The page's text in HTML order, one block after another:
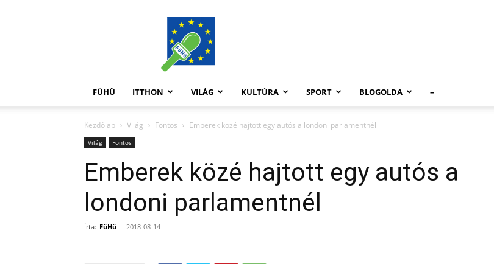
FüHü
FÜHÜ ITTHON VILÁG KULTÚRA SPORT BLOGOLDA –
Kezdőlap Világ Fontos Emberek közé hajtott egy autós a londoni parlamentnél
Világ Fontos
Emberek közé hajtott egy autós a
londoni parlamentnél
Írta: FüHü - 2018-08-14